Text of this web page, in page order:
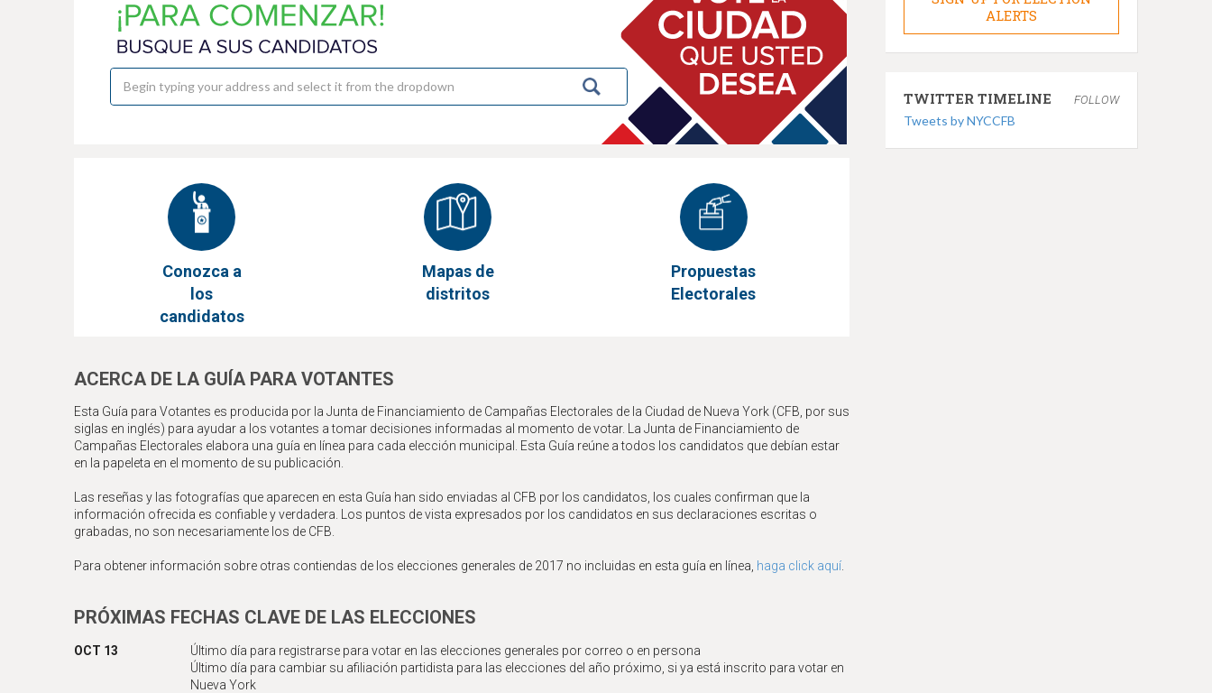
Conozca a
los
candidatos
Mapas de
distritos
Propuestas
Electorales
ACERCA DE LA GUÍA PARA VOTANTES
Esta Guía para Votantes es producida por la Junta de Financiamiento de Campañas Electorales de la Ciudad de Nueva York (CFB, por sus
siglas en inglés) para ayudar a los votantes a tomar decisiones informadas al momento de votar. La Junta de Financiamiento de
Campañas Electorales elabora una guía en línea para cada elección municipal. Esta Guía reúne a todos los candidatos que debían estar
en la papeleta en el momento de su publicación.
Las reseñas y las fotografías que aparecen en esta Guía han sido enviadas al CFB por los candidatos, los cuales confirman que la
información ofrecida es confiable y verdadera. Los puntos de vista expresados por los candidatos en sus declaraciones escritas o
grabadas, no son necesariamente los de CFB.
Para obtener información sobre otras contiendas de los elecciones generales de 2017 no incluidas en esta guía en línea, haga click aquí
PRÓXIMAS FECHAS CLAVE DE LAS ELECCIONES
OCT 13
Último día para registrarse para votar en las elecciones generales por correo o en persona
Último día para cambiar su afiliación partidista para las elecciones del año próximo, si ya está inscrito para votar en
Nueva York
ALERTS
TWITTER TIMELINE FOLLOW
Tweets by NYCCFB